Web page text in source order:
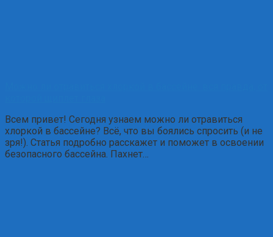
Всем привет! Сегодня узнаем можно ли отравиться
хлоркой в бассейне? Всё, что вы боялись спросить (и не
зря!). Статья подробно расскажет и поможет в освоении
безопасного бассейна. Пахнет…